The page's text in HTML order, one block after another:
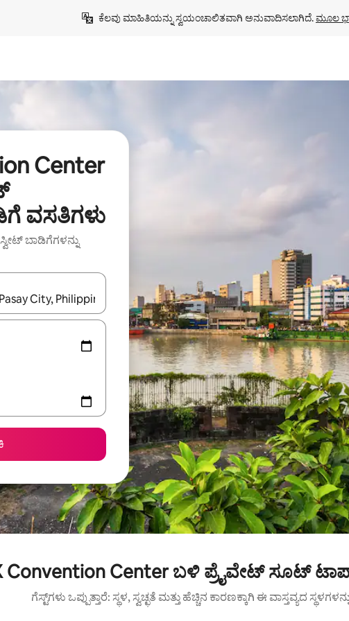
ಕೆಲವು ಮಾಹಿತಿಯನ್ನು ಸ್ವಯಂಚಾಲಿತವಾಗಿ ಅನುವಾದಿಸಲಾಗಿದೆ. ಮೂಲ
Center
ವಸತಿಗಳು
ಬಾಡಿಗೆಗಳನ್ನು
ಡೌನ್ ಬಾಣದ ಕೀಲಿಗಳೊಂದಿಗೆ ನ್ಯಾವಿಗೇಟ್ ಮಾಡಿ ಅಥವಾ ಸ್ಪರ್ಶ ಅಥವಾ ಸ್ವೈಪ್ ಗೆಸ್ಚರ್‌ಗಳ
Convention Center ಬಳಿ ಪ್ರೈವೇಟ್ ಸೂಟ್
ಗೆಸ್ಟ್‌ಗಳು ಒಪ್ಪುತ್ತಾರೆ: ಸ್ಥಳ, ಸ್ವಚ್ಛತೆ ಮತ್ತು ಹೆಚ್ಚಿನ ಕಾರಣಕ್ಕಾಗಿ ಈ ವಾಸ್ತವ್ಯದ